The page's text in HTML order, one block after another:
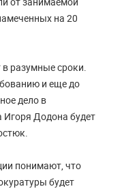
на 20
разумные сроки.
и еще до
дело в
Игоря Додона будет
понимают, что
будет